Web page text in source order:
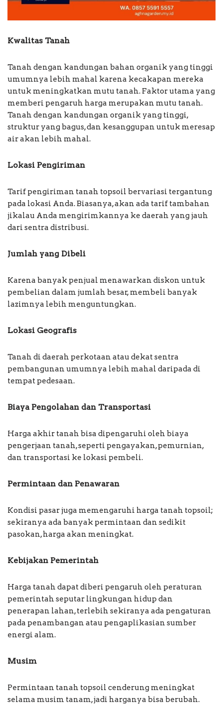
Kwalitas Tanah
Tanah dengan kandungan bahan organik yang tinggi
umumnya lebih mahal karena kecakapan mereka
untuk meningkatkan mutu tanah. Faktor utama yang
memberi pengaruh harga merupakan mutu tanah.
Tanah dengan kandungan organik yang tinggi,
struktur yang bagus, dan kesanggupan untuk meresap
air akan lebih mahal.
Lokasi Pengiriman
Tarif pengiriman tanah topsoil bervariasi tergantung
pada lokasi Anda. Biasanya, akan ada tarif tambahan
jikalau Anda mengirimkannya ke daerah yang jauh
dari sentra distribusi.
Jumlah yang Dibeli
Karena banyak penjual menawarkan diskon untuk
pembelian dalam jumlah besar, membeli banyak
lazimnya lebih menguntungkan.
Lokasi Geografis
Tanah di daerah perkotaan atau dekat sentra
pembangunan umumnya lebih mahal daripada di
tempat pedesaan.
Biaya Pengolahan dan Transportasi
Harga akhir tanah bisa dipengaruhi oleh biaya
pengerjaan tanah, seperti pengayakan, pemurnian,
dan transportasi ke lokasi pembeli.
Permintaan dan Penawaran
Kondisi pasar juga memengaruhi harga tanah topsoil;
sekiranya ada banyak permintaan dan sedikit
pasokan, harga akan meningkat.
Kebijakan Pemerintah
Harga tanah dapat diberi pengaruh oleh peraturan
pemerintah seputar lingkungan hidup dan
penerapan lahan, terlebih sekiranya ada pengaturan
pada penambangan atau pengaplikasian sumber
energi alam.
Musim
Permintaan tanah topsoil cenderung meningkat
selama musim tanam, jadi harganya bisa berubah.